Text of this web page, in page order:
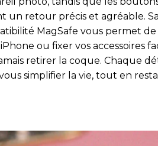
un retour précis et agréable. Sa
MagSafe vous permet
ou fixer vos accessoires
retirer la coque. Chaque
simplifier la vie, tout en